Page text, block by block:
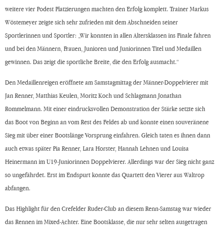
weitere vier Podest Platzierungen machten den Erfolg komplett. Trainer Markus
Wöstemeyer zeigte sich sehr zufrieden mit dem Abschneiden seiner
Sportlerinnen und Sportler: „Wir konnten in allen Altersklassen ins Finale fahren
und bei den Männern, Frauen, Junioren und Juniorinnen Titel und Medaillen
gewinnen. Das zeigt die sportliche Breite, die den Erfolg ausmacht.“
Den Medaillenreigen eröffnete am Samstagmittag der Männer-Doppelvierer mit
Jan Renner, Matthias Keulen, Moritz Koch und Schlagmann Jonathan
Rommelmann. Mit einer eindrucksvollen Demonstration der Stärke setzte sich
das Boot von Beginn an vom Rest des Feldes ab und konnte einen souveränene
Sieg mit über einer Bootslänge Vorsprung einfahren. Gleich taten es ihnen dann
auch etwas später Pia Renner, Lara Horster, Hannah Lehnen und Louisa
Heinermann im U19-Juniorinnen Doppelvierer. Allerdings war der Sieg nicht ganz
so ungefährdet. Erst im Endspurt konnte das Quartett den Vierer aus Waltrop
abfangen.
Das Highlight für den Crefelder Ruder-Club an diesem Renn-Samstag war wieder
das Rennen im Mixed-Achter. Eine Bootsklasse, die nur sehr selten ausgetragen